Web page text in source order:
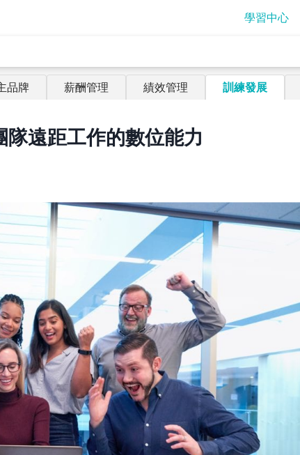
學習中心
品牌 薪酬管理 績效管理 訓練發展
遠距工作的數位能力